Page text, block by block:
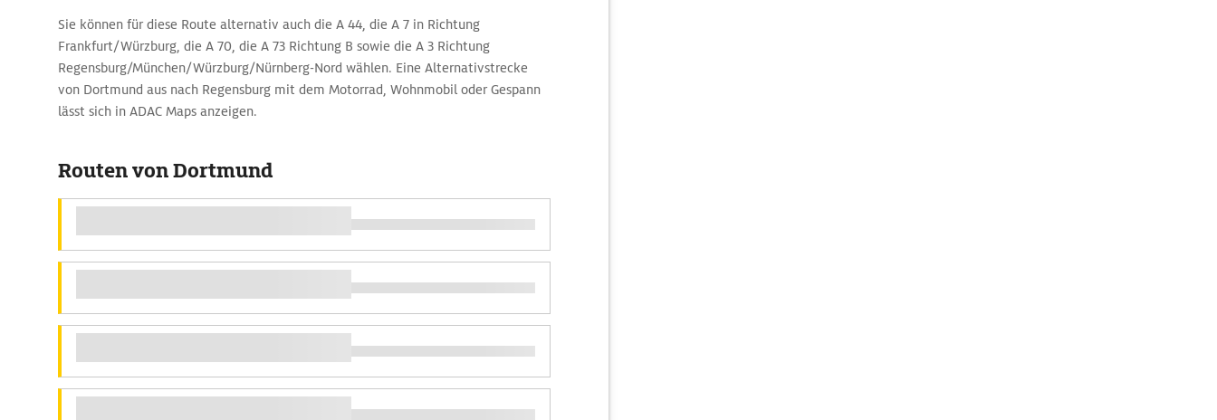
Sie können für diese Route alternativ auch die A 44, die A 7 in Richtung
Frankfurt/Würzburg, die A 70, die A 73 Richtung B sowie die A 3 Richtung
Regensburg/München/Würzburg/Nürnberg-Nord wählen. Eine Alternativstrecke
von Dortmund aus nach Regensburg mit dem Motorrad, Wohnmobil oder Gespann
lässt sich in ADAC Maps anzeigen.
Routen von Dortmund